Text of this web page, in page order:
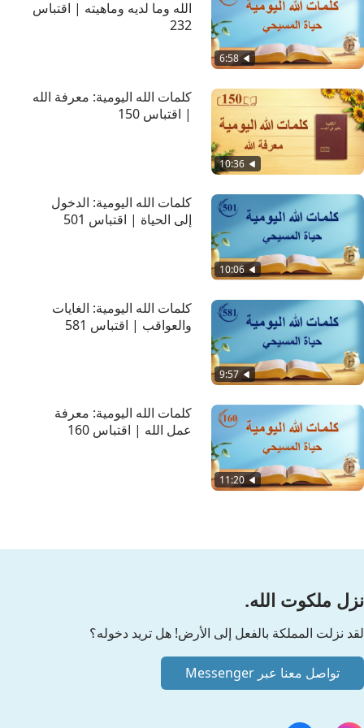
6:58
الله وما لديه وماهيته | اقتباس
232
10:36
كلمات الله اليومية: معرفة الله
| اقتباس 150
10:06
كلمات الله اليومية: الدخول
إلى الحياة | اقتباس 501
9:57
كلمات الله اليومية: الغايات
والعواقب | اقتباس 581
11:20
كلمات الله اليومية: معرفة
عمل الله | اقتباس 160
نزل ملكوت الله.
لقد نزلت المملكة بالفعل إلى الأرض! هل تريد دخوله؟
تواصل معنا عبر Messenger